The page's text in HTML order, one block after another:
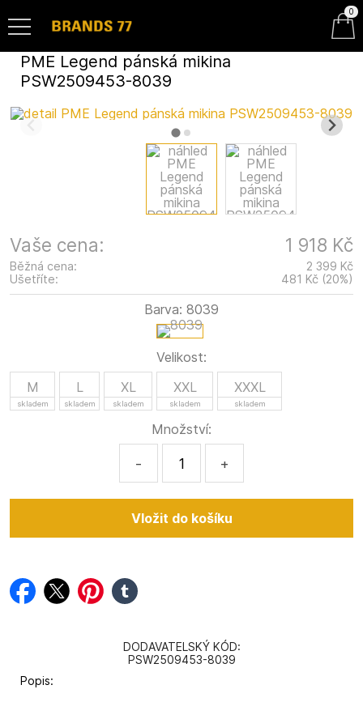
PME Legend pánská mikina
PSW2509453-8039
Vaše cena: 1 918 Kč
Běžná cena:
2 399 Kč
Ušetříte:
481 Kč (20%)
Barva: 8039
Velikost:
M
skladem
L
skladem
XL
skladem
XXL
skladem
XXXL
skladem
Množství:
- +
facebook
twitterpinterest
tumblr
DODAVATELSKÝ KÓD:
PSW2509453-8039
Popis:
0